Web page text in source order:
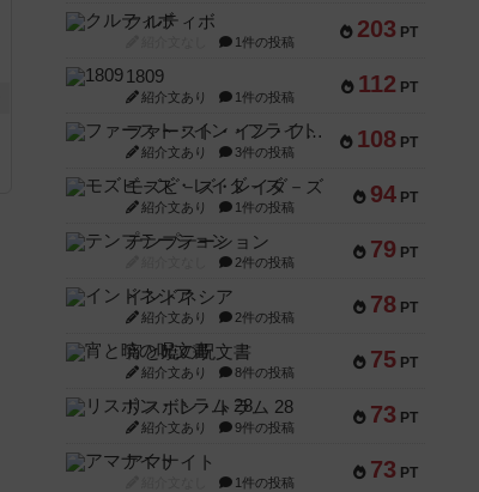
203 PT
クルティボ
1件の投稿
112 PT
1809
紹介文あり 1件の投稿
108 PT
ファースト・イン・フライト
紹介文あり 3件の投稿
94 PT
モズビ－ズ・レイダ－ズ
紹介文あり 1件の投稿
79 PT
テンプテーション
2件の投稿
78 PT
インドネシア
紹介文あり 2件の投稿
75 PT
宵と暁の呪文書
紹介文あり 8件の投稿
73 PT
リスボン・トラム 28
紹介文あり 9件の投稿
73 PT
アマナイト
1件の投稿